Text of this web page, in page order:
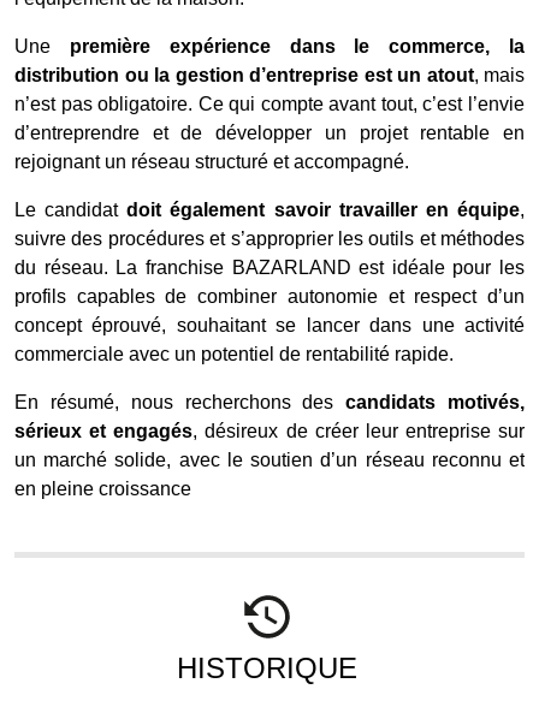
Une première expérience dans le commerce, la
distribution ou la gestion d’entreprise est un atout, mais
n’est pas obligatoire. Ce qui compte avant tout, c’est l’envie
d’entreprendre et de développer un projet rentable en
rejoignant un réseau structuré et accompagné.
Le candidatdoit également savoir travailler en équipe,
suivre des procédures et s’approprier les outils et méthodes
du réseau. La franchise BAZARLAND est idéale pour les
profils capables de combiner autonomie et respect d’un
concept éprouvé, souhaitant se lancer dans une activité
commerciale avec un potentiel de rentabilité rapide.
En résumé, nous recherchons descandidats motivés,
sérieux et engagés, désireux de créer leur entreprise sur
un marché solide, avec le soutien d’un réseau reconnu et
en pleine croissance
HISTORIQUE